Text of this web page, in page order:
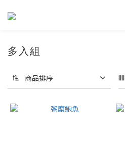
多入組
商品排序